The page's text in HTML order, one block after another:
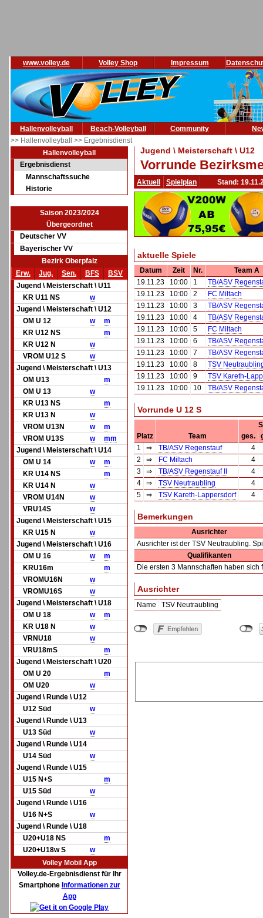
www.volley.de Volley Shop Impressum
Hallenvolleyball Beach-Volleyball Community
>> Hallenvolleyball >> Ergebnisdienst
Hallenvolleyball
Ergebnisdienst
Mannschaftssuche
Historie
Saison 2023/2024
Übergeordnet
Deutscher VV
Bayerischer VV
Bezirk Oberpfalz
Erw.
Jug. Sen. BFS
BSV
Jugend \ Meisterschaft \ U11
KR U11 NS
w
Jugend \ Meisterschaft \ U12
OM U 12
w
m
KR U12 NS
m
KR U12 N
w
VROM U12 S
w
Jugend \ Meisterschaft \ U13
OM U13
m
OM U 13
w
KR U13 NS
m
KR U13 N
w
VROM U13N
w
m
VROM U13S
w mm
Jugend \ Meisterschaft \ U14
OM U 14
w
m
KR U14 NS
m
KR U14 N
w
VROM U14N
w
VRU14S
w
Jugend \ Meisterschaft \ U15
KR U15 N
w
Jugend \ Meisterschaft \ U16
OM U 16
w
m
KRU16m
m
VROMU16N
w
VROMU16S
w
Jugend \ Meisterschaft \ U18
OM U 18
w
m
KR U18 N
w
VRNU18
w
VRU18mS
m
Jugend \ Meisterschaft \ U20
OM U 20
m
OM U20
w
Jugend \ Runde \ U12
U12 Süd
w
Jugend \ Runde \ U13
U13 Süd
w
Jugend \ Runde \ U14
U14 Süd
w
Jugend \ Runde \ U15
U15 N+S
m
U15 Süd
w
Jugend \ Runde \ U16
U16 N+S
w
Jugend \ Runde \ U18
U20+U18 NS
m
U20+U18w S
w
Volley Mobil App
Volley.de-Ergebnisdienst für Ihr
Smartphone Informationen zur
App
Jugend \ Meisterschaft \ U12
Vorrunde
Aktuell Spielplan Stand:
aktuelle Spiele
Datum Zeit Nr.
Team A
19.11.23
10:00 1
TB/ASV
19.11.23
10:00 2
FC Miltach
19.11.23
10:00 3
TB/ASV
19.11.23
10:00 4
TB/ASV
19.11.23
10:00 5
FC Miltach
19.11.23
10:00 6
TB/ASV
19.11.23
10:00 7
TB/ASV
19.11.23
10:00 8
TSV
19.11.23
10:00 9
TSV Kareth-
19.11.23
10:00 10 TB/ASV
Vorrunde U 12 S
Platz
Team ges.
1
⇒ TB/ASV Regenstauf
4
2
⇒ FC Miltach
4
3
⇒ TB/ASV Regenstauf II
4
4
⇒ TSV Neutraubling
4
5
⇒ TSV Kareth-Lappersdorf 4
Bemerkungen
Ausrichter
Ausrichter ist der TSV Neutraubling.
Qualifikanten
Die ersten 3 Mannschaften haben
Ausrichter
Name TSV Neutraubling